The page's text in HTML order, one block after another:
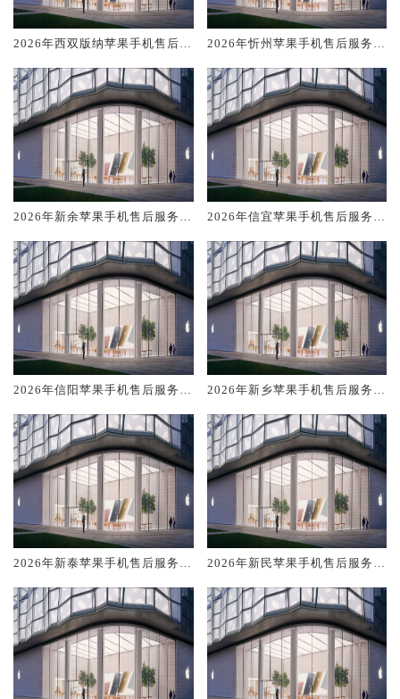
2026年西双版纳苹果手机售后服
口碑排名对比知名
2026年忻州苹果手机售后服务维
排名对比知名
2026年新余苹果手机售后服务维
排名对比知名
2026年信宜苹果手机售后服务维
排名对比知名
2026年信阳苹果手机售后服务维
排名对比知名
2026年新乡苹果手机售后服务维
排名对比知名
2026年新泰苹果手机售后服务维
排名对比知名
2026年新民苹果手机售后服务维
排名对比知名